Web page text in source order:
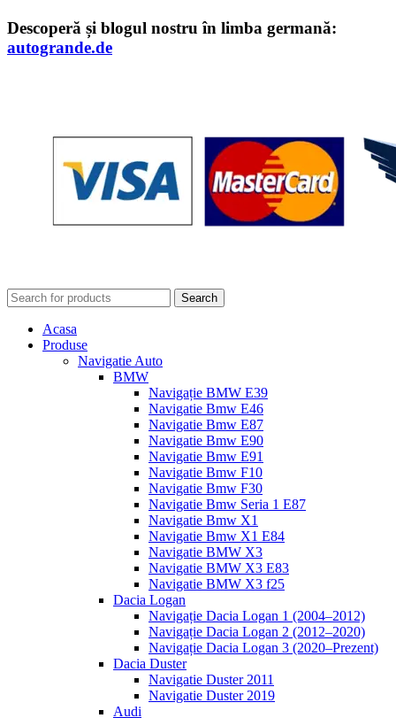
Descoperă și blogul nostru în limba germană:
autogrande.de
Search
Acasa
Produse
Navigatie Auto
BMW
Navigație BMW E39
Navigatie Bmw E46
Navigatie Bmw E87
Navigatie Bmw E90
Navigatie Bmw E91
Navigatie Bmw F10
Navigatie Bmw F30
Navigatie Bmw Seria 1 E87
Navigatie Bmw X1
Navigatie Bmw X1 E84
Navigatie BMW X3
Navigatie BMW X3 E83
Navigatie BMW X3 f25
Dacia Logan
Navigație Dacia Logan 1 (2004–2012)
Navigație Dacia Logan 2 (2012–2020)
Navigație Dacia Logan 3 (2020–Prezent)
Dacia Duster
Navigatie Duster 2011
Navigatie Duster 2019
Audi